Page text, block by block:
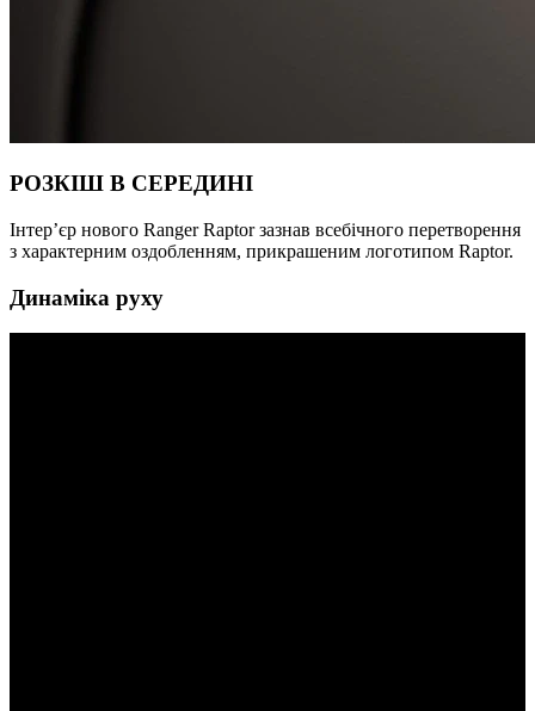
РОЗКІШ В СЕРЕДИНІ
Інтер’єр нового Ranger Raptor зазнав всебічного перетворення
з характерним оздобленням, прикрашеним логотипом Raptor.
Динаміка руху